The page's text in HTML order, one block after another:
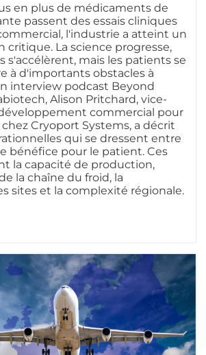
en plus de médicaments de
passent des essais cliniques
l'industrie a atteint un
critique. La science progresse,
s'accélèrent, mais les patients se
à d'importants obstacles à
interview podcast Beyond
Alison Pritchard, vice-
commercial pour
Cryoport Systems, a décrit
qui se dressent entre
bénéfice pour le patient. Ces
la capacité de production,
la chaîne du froid, la
sites et la complexité régionale.